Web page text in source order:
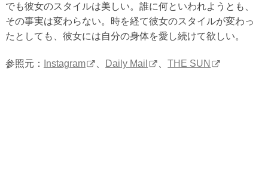
でも彼女のスタイルは美しい。誰に何といわれようとも、
その事実は変わらない。時を経て彼女のスタイルが変わっ
たとしても、彼女には自分の身体を愛し続けて欲しい。
参照元： Instagram Daily Mail 、THE SUN